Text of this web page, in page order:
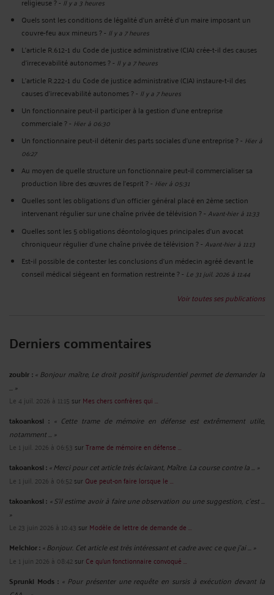
Quels sont les conditions de légalité d'un arrêté d'un maire imposant un
couvre-feu aux mineurs ?- Il y a 7 heures
L’article R.612‑1 du Code de justice administrative (CJA) crée-t-il des causes
d’irrecevabilité autonomes ?- Il y a 7 heures
L’article R.222‑1 du Code de justice administrative (CJA) instaure-t-il des
causes d’irrecevabilité autonomes ?- Il y a 7 heures
Un fonctionnaire peut-il participer à la gestion d’une entreprise
commerciale ?- Hier à 06:30
Un fonctionnaire peut-il détenir des parts sociales d’une entreprise ?- Hier à
06:27
Au moyen de quelle structure un fonctionnaire peut-il commercialiser sa
production libre des œuvres de l’esprit ?- Hier à 05:31
Quelles sont les obligations d’un officier général placé en 2ème section
intervenant régulier sur une chaîne privée de télévision ?-Avant-hier à 11:33
Quelles sont les 5 obligations déontologiques principales d’un avocat
chroniqueur régulier d’une chaîne privée de télévision ?-Avant-hier à 11:13
Est-il possible de contester les conclusions d’un médecin agréé devant le
conseil médical siégeant en formation restreinte ?- Le 31 juil. 2026 à 11:44
Voir toutes ses publications
Derniers commentaires
zoubir : « Bonjour maître, Le droit positif jurisprudentiel permet de demander la
... »
Le 4 juil. 2026 à 11:15 sur Mes chers confrères qui ...
takoankosi : « Cette trame de mémoire en défense est extrêmement utile,
notamment ... »
Le 1 juil. 2026 à 06:53 surTrame de mémoire en défense ...
takoankosi :« Merci pour cet article très éclairant, Maître. La course contre la ... »
Le 1 juil. 2026 à 06:52sur Que peut-on faire lorsque le ...
takoankosi : « S’il estime avoir à faire une observation ou une suggestion, c’est ...
»
Le 23 juin 2026 à 10:43 sur Modèle de lettre de demande de ...
Melchior :« Bonjour. Cet article est très intéressant et cadre avec ce que j'ai ... »
Le 1 juin 2026 à 08:42sur Ce qu’un fonctionnaire convoqué ...
Sprunki Mods : « Pour présenter une requête en sursis à exécution devant la